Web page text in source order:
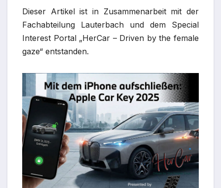
Dieser Artikel ist in Zusammenarbeit mit der
Fachabteilung Lauterbach und dem Special
Interest Portal „HerCar – Driven by the female
gaze“ entstanden.